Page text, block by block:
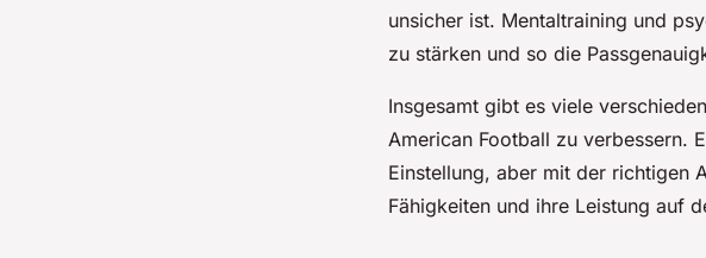
unsicher ist. Mentaltraining und
zu stärken und so die
Insgesamt gibt es viele
American Football zu verbessern.
Einstellung, aber mit der richtigen
Fähigkeiten und ihre Leistung auf